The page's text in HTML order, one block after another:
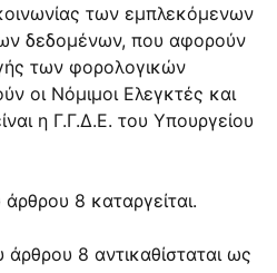
των εμπλεκόμενων
δεδομένων, που αφορούν
των φορολογικών
οι Νόμιμοι Ελεγκτές και
η Γ.Γ.Δ.Ε. του Υπουργείου
8 καταργείται.
8 αντικαθίσταται ως